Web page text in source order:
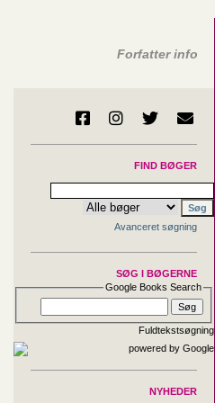
Forfatter info
FIND BØGER
Avanceret søgning
SØG I BØGERNE
Google Books Search
Fuldtekstsøgning
NYHEDER